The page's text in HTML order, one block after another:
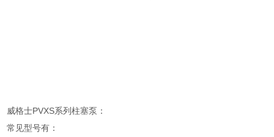
威格士PVXS系列柱塞泵：
常见型号有：